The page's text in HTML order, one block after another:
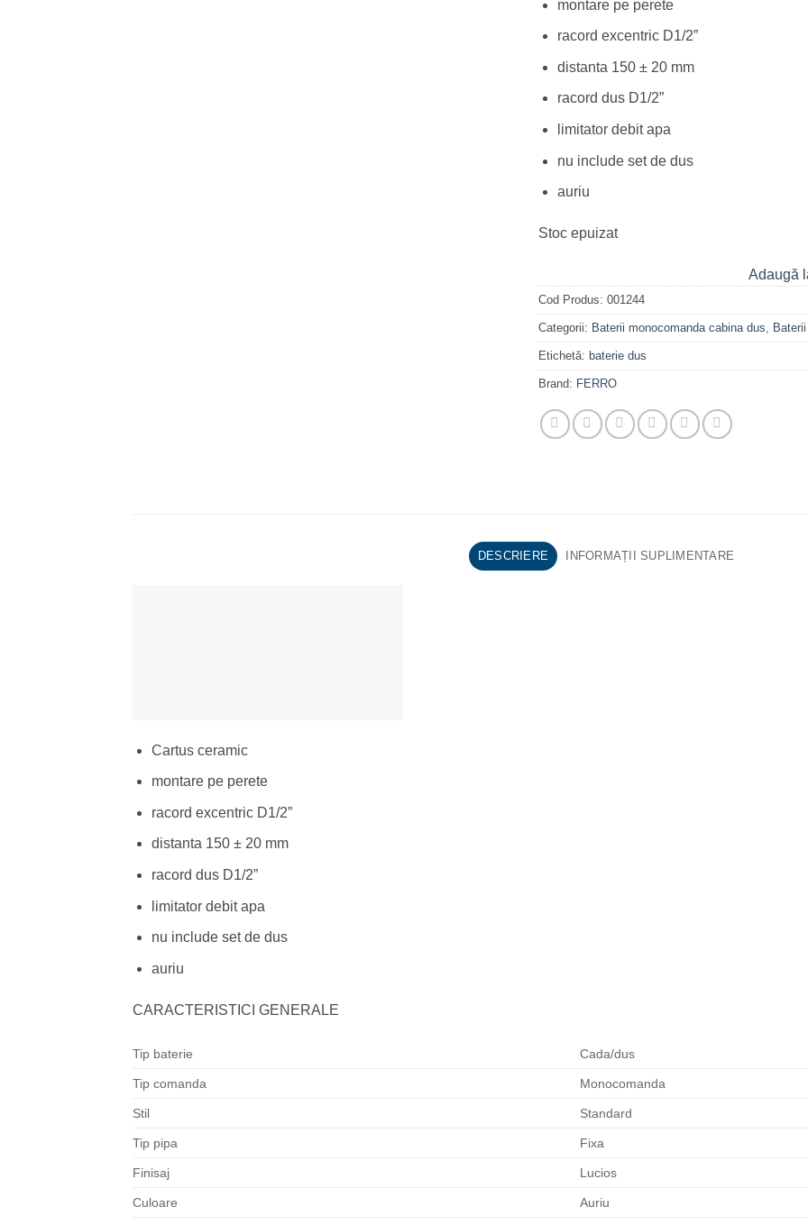
montare pe perete
racord excentric D1/2”
distanta 150 ± 20 mm
racord dus D1/2”
limitator debit apa
nu include set de dus
auriu
Stoc epuizat
Adaugă
Cod Produs: 001244
Categorii: Baterii monocomanda cabina dus
Etichetă: baterie dus
Brand: FERRO
DESCRIERE INFORMAȚII SUPLIMENTARE
Cartus ceramic
montare pe perete
racord excentric D1/2”
distanta 150 ± 20 mm
racord dus D1/2”
limitator debit apa
nu include set de dus
auriu
CARACTERISTICI GENERALE
Tip baterie Cada/dus
Tip comanda Monocomanda
Stil Standard
Tip pipa Fixa
Finisaj Lucios
Culoare Auriu